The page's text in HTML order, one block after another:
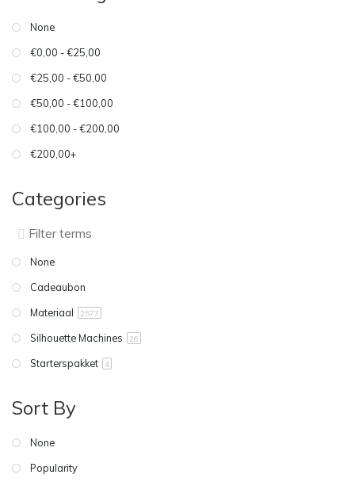
None
€0,00 - €25,00
€25,00 - €50,00
€50,00 - €100,00
€100,00 - €200,00
€200,00+
Categories
None
Cadeaubon
Materiaal
2577
Silhouette Machines 26
Starterspakket 4
Sort By
None
Popularity